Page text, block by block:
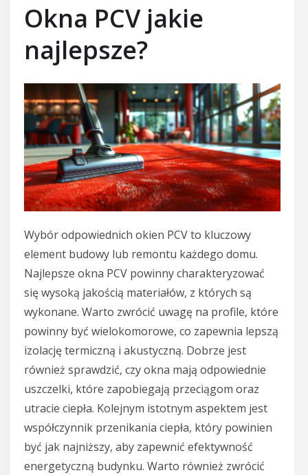
Okna PCV jakie
najlepsze?
Wybór odpowiednich okien PCV to kluczowy
element budowy lub remontu każdego domu.
Najlepsze okna PCV powinny charakteryzować
się wysoką jakością materiałów, z których są
wykonane. Warto zwrócić uwagę na profile, które
powinny być wielokomorowe, co zapewnia lepszą
izolację termiczną i akustyczną. Dobrze jest
również sprawdzić, czy okna mają odpowiednie
uszczelki, które zapobiegają przeciągom oraz
utracie ciepła. Kolejnym istotnym aspektem jest
współczynnik przenikania ciepła, który powinien
być jak najniższy, aby zapewnić efektywność
energetyczną budynku. Warto również zwrócić